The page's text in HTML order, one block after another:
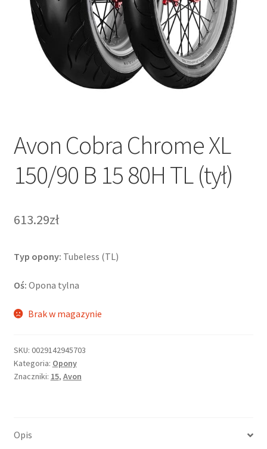
Avon Cobra Chrome XL
150/90 B 15 80H TL (tył)
613.29zł
Typ opony: Tubeless (TL)
Oś: Opona tylna
Brak w magazynie
SKU: 0029142945703
Kategoria: Opony
Znaczniki: 15, Avon
Opis